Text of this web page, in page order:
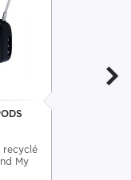
recyclé
My